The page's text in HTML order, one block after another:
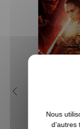
Créée
Nous